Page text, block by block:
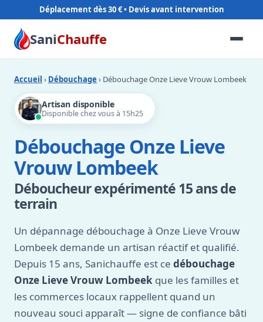
Déplacement dès 30 €
SaniChauffe
Accueil › Débouchage › Débouchage Onze Lieve Vrouw Lombeek
Artisan disponible
Disponible chez vous à 15h25
Débouchage Onze Lieve
Vrouw Lombeek
Déboucheur expérimenté 15 ans de
terrain
Un dépannage débouchage à Onze Lieve Vrouw
Lombeek demande un artisan réactif et qualifié.
Depuis 15 ans, Sanichauffe est ce débouchage
Onze Lieve Vrouw Lombeek que les familles et
les commerces locaux rappellent quand un
nouveau souci apparaît — signe de confiance bâti